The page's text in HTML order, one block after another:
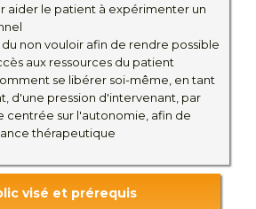
aider le patient à expérimenter un
non vouloir afin de rendre possible
aux ressources du patient
se libérer soi-même, en tant
d'une pression d'intervenant, par
centrée sur l'autonomie, afin de
thérapeutique
visé et prérequis